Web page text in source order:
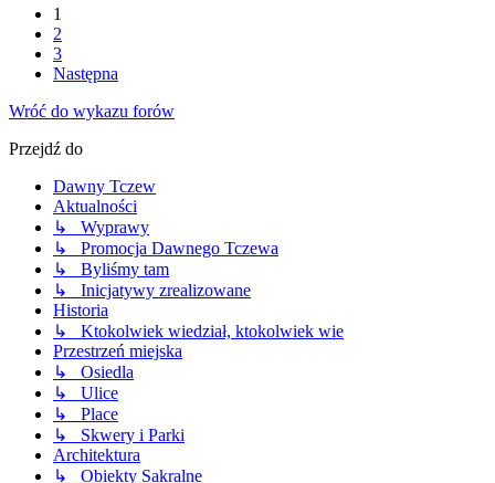
1
2
3
Następna
Wróć do wykazu forów
Przejdź do
Dawny Tczew
Aktualności
↳ Wyprawy
↳ Promocja Dawnego Tczewa
↳ Byliśmy tam
↳ Inicjatywy zrealizowane
Historia
↳ Ktokolwiek wiedział, ktokolwiek wie
Przestrzeń miejska
↳ Osiedla
↳ Ulice
↳ Place
↳ Skwery i Parki
Architektura
↳ Obiekty Sakralne